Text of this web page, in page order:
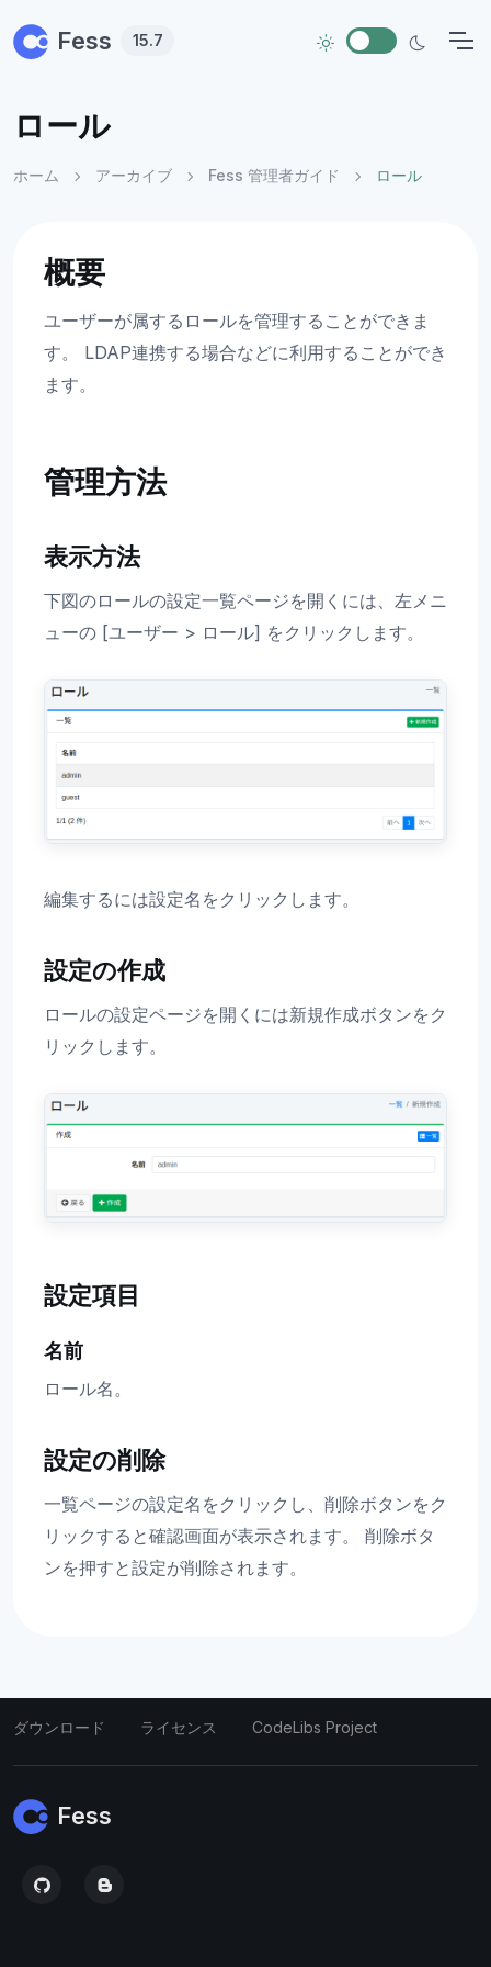
Fess 15.7
ロール
ホーム アーカイブ Fess 管理者ガイド ロール
概要
ユーザーが属するロールを管理することができま
す。 LDAP連携する場合などに利用することができ
ます。
管理方法
表示方法
下図のロールの設定一覧ページを開くには、左メニ
ューの [ユーザー > ロール] をクリックします。
編集するには設定名をクリックします。
設定の作成
ロールの設定ページを開くには新規作成ボタンをク
リックします。
設定項目
名前
ロール名。
設定の削除
一覧ページの設定名をクリックし、削除ボタンをク
リックすると確認画面が表示されます。 削除ボタ
ンを押すと設定が削除されます。
ダウンロード ライセンス CodeLibs Project
Fess